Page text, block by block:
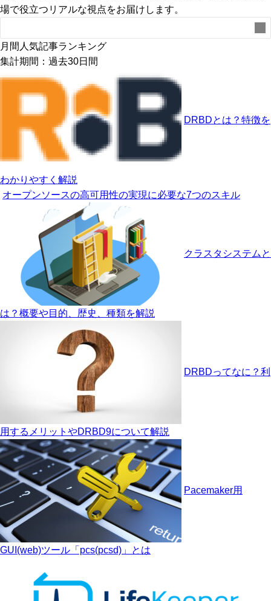
場で役立つリアルな視点をお届けします。
索
月間人気記事ランキング
集計期間：過去30日間
DRBDとは？特徴を
わかりやすく解説
オープンソースの高可用性の実現に必要な7つのスキル
クラスタシステムと
は？概要や目的、歴史、種類を解説
DRBDってなに？利
用するメリットやDRBD9について解説
Pacemaker用
GUI(web)ツール「pcs(pcsd)」とは